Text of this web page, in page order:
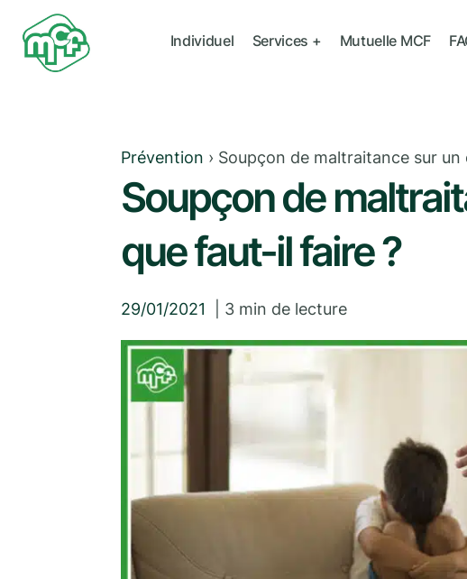
Individuel Services + Mutuelle MCF
Prévention › Soupçon de maltraitance sur
Soupçon de
que faut-il faire ?
29/01/2021 3 min de lecture